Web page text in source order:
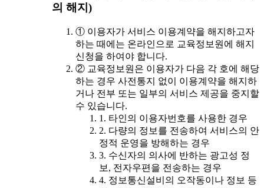
의 해지)
① 이용자가 서비스 이용계약을 해지하고자
하는 때에는 온라인으로 교육정보원에 해지
신청을 하여야 합니다.
② 교육정보원은 이용자가 다음 각 호에 해당
하는 경우 사전통지 없이 이용계약을 해지하
거나 전부 또는 일부의 서비스 제공을 중지할
수 있습니다.
1. 타인의 이용자번호를 사용한 경우
2. 다량의 정보를 전송하여 서비스의 안
정적 운영을 방해하는 경우
3. 수신자의 의사에 반하는 광고성 정
보, 전자우편을 전송하는 경우
4. 정보통신설비의 오작동이나 정보 등